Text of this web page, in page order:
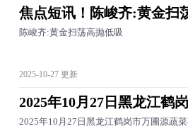
焦点短讯！陈峻齐:黄金扫
陈峻齐:黄金扫荡高抛低吸
2025-10-27 更新
2025年10月27日黑龙江鹤
2025年10月27日黑龙江鹤岗市万圃源蔬